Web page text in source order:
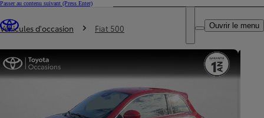
Passer au contenu suivant (Press Enter)
Trouvez un partenaire Toyota
DEALER NAME
Ouvrir le menu
Vous êtes ici
Véhicules d'occasion Fiat 500